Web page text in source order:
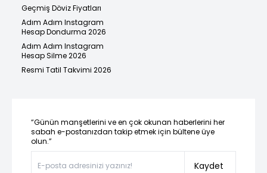
Geçmiş Döviz Fiyatları
Adım Adım Instagram
Hesap Dondurma 2026
Adım Adım Instagram
Hesap Silme 2026
Resmi Tatil Takvimi 2026
“Günün manşetlerini ve en çok okunan haberlerini her
sabah e-postanızdan takip etmek için bültene üye
olun.”
Kaydet